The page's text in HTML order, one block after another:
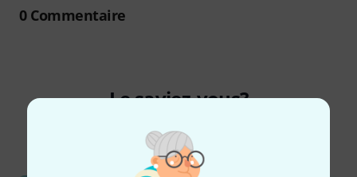
0Commentaire
Le saviez-vous?
Tout Guides